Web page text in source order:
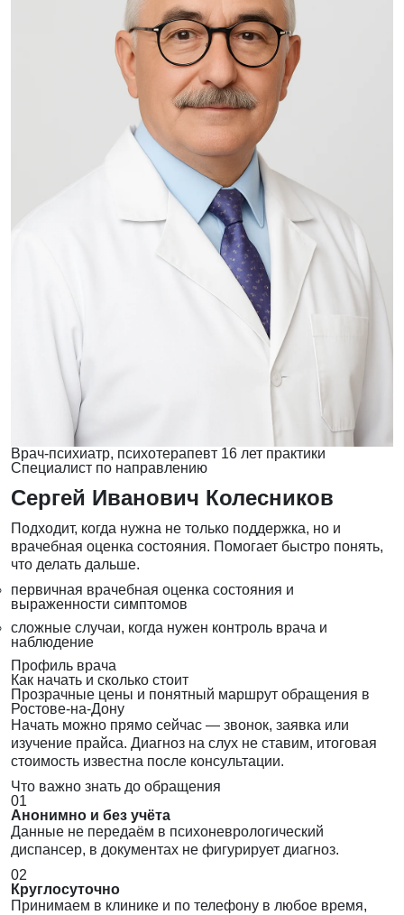
Врач-психиатр, психотерапевт 16 лет практики
Специалист по направлению
Сергей Иванович Колесников
Подходит, когда нужна не только поддержка, но и
врачебная оценка состояния. Помогает быстро понять,
что делать дальше.
первичная врачебная оценка состояния и
выраженности симптомов
сложные случаи, когда нужен контроль врача и
наблюдение
Профиль врача
Как начать и сколько стоит
Прозрачные цены и понятный маршрут обращения в
Ростове-на-Дону
Начать можно прямо сейчас — звонок, заявка или
изучение прайса. Диагноз на слух не ставим, итоговая
стоимость известна после консультации.
Что важно знать до обращения
01
Анонимно и без учёта
Данные не передаём в психоневрологический
диспансер, в документах не фигурирует диагноз.
02
Круглосуточно
Принимаем в клинике и по телефону в любое время,